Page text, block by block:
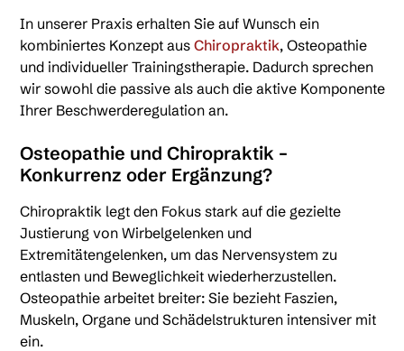
In unserer Praxis erhalten Sie auf Wunsch ein
kombiniertes Konzept ausChiropraktik, Osteopathie
und individueller Trainingstherapie. Dadurch sprechen
wir sowohl die passive als auch die aktive Komponente
Ihrer Beschwerderegulation an.
Osteopathie und Chiropraktik –
Konkurrenz oder Ergänzung?
Chiropraktik legt den Fokus stark auf die gezielte
Justierung von Wirbelgelenken und
Extremitätengelenken, um das Nervensystem zu
entlasten und Beweglichkeit wiederherzustellen.
Osteopathie arbeitet breiter: Sie bezieht Faszien,
Muskeln, Organe und Schädelstrukturen intensiver mit
ein.